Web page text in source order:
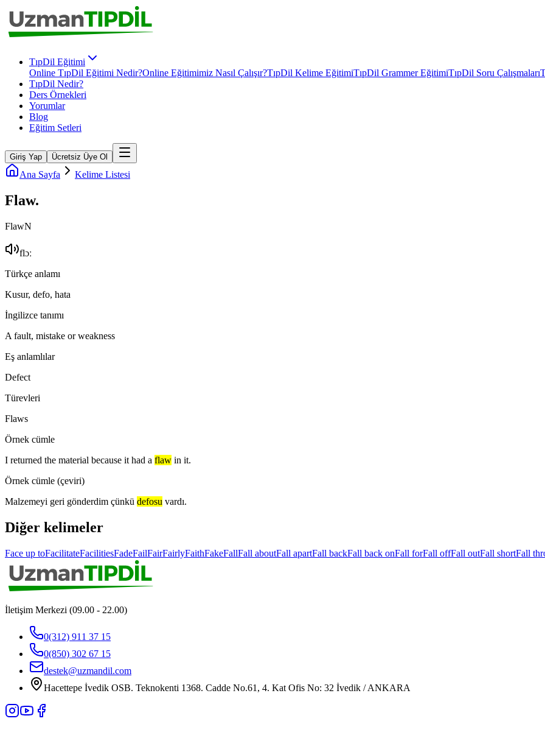
TıpDil Eğitimi
Online TıpDil Eğitimi Nedir?Online Eğitimimiz Nasıl Çalışır?TıpDil Kelime EğitimiTıpDil Grammer EğitimiTıpDil Soru Çalışmaları
TıpDil Nedir?
Ders Örnekleri
Yorumlar
Blog
Eğitim Setleri
Giriş Yap Ücretsiz Üye Ol
Ana Sayfa Kelime Listesi
Flaw.
FlawN
flɔː
Türkçe anlamı
Kusur, defo, hata
İngilizce tanımı
A fault, mistake or weakness
Eş anlamlılar
Defect
Türevleri
Flaws
Örnek cümle
I returned the material because it had a flaw in it.
Örnek cümle (çeviri)
Malzemeyi geri gönderdim çünkü defosu vardı.
Diğer kelimeler
Face up toFacilitateFacilitiesFadeFailFairFairlyFaithFakeFallFall aboutFall apartFall backFall back onFall forFall offFall outFall shortFall
İletişim Merkezi (09.00 - 22.00)
0(312) 911 37 15
0(850) 302 67 15
destek@uzmandil.com
Hacettepe İvedik OSB. Teknokenti 1368. Cadde No.61, 4. Kat Ofis No: 32 İvedik / ANKARA